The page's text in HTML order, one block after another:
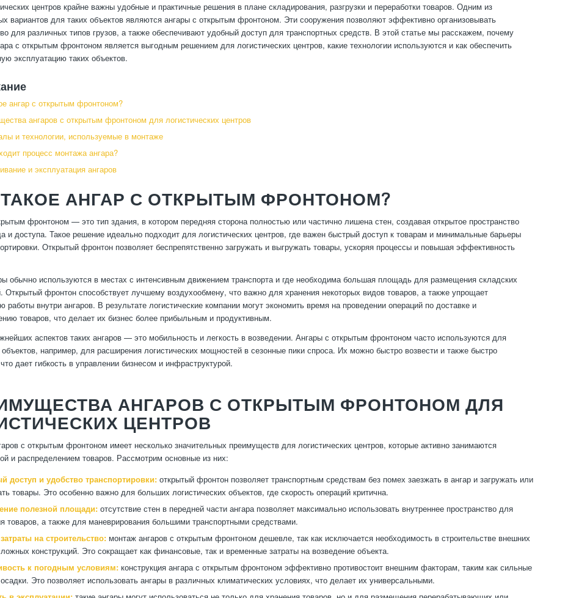
центров крайне важны удобные и практичные решения в плане складирования, разгрузки и переработки товаров. Одним из
вариантов для таких объектов являются ангары с открытым фронтоном. Эти сооружения позволяют эффективно организовывать
для различных типов грузов, а также обеспечивают удобный доступ для транспортных средств. В этой статье мы расскажем, почему
с открытым фронтоном является выгодным решением для логистических центров, какие технологии используются и как обеспечить
эксплуатацию таких объектов.
ангар с открытым фронтоном?
ангаров с открытым фронтоном для логистических центров
и технологии, используемые в монтаже
процесс монтажа ангара?
и эксплуатация ангаров
АНГАР С ОТКРЫТЫМ ФРОНТОНОМ?
фронтоном — это тип здания, в котором передняя сторона полностью или частично лишена стен, создавая открытое пространство
и доступа. Такое решение идеально подходит для логистических центров, где важен быстрый доступ к товарам и минимальные барьеры
Открытый фронтон позволяет беспрепятственно загружать и выгружать товары, ускоряя процессы и повышая эффективность
обычно используются в местах с интенсивным движением транспорта и где необходима большая площадь для размещения складских
Открытый фронтон способствует лучшему воздухообмену, что важно для хранения некоторых видов товаров, а также упрощает
работы внутри ангаров. В результате логистические компании могут экономить время на проведении операций по доставке и
товаров, что делает их бизнес более прибыльным и продуктивным.
аспектов таких ангаров — это мобильность и легкость в возведении. Ангары с открытым фронтоном часто используются для
например, для расширения логистических мощностей в сезонные пики спроса. Их можно быстро возвести и также быстро
дает гибкость в управлении бизнесом и инфраструктурой.
АНГАРОВ С ОТКРЫТЫМ ФРОНТОНОМ ДЛЯ
ЦЕНТРОВ
с открытым фронтоном имеет несколько значительных преимуществ для логистических центров, которые активно занимаются
и распределением товаров. Рассмотрим основные из них:
доступ и удобство транспортировки: открытый фронтон позволяет транспортным средствам без помех заезжать в ангар и загружать или
товары. Это особенно важно для больших логистических объектов, где скорость операций критична.
полезной площади: отсутствие стен в передней части ангара позволяет максимально использовать внутреннее пространство для
товаров, а также для маневрирования большими транспортными средствами.
на строительство: монтаж ангаров с открытым фронтоном дешевле, так как исключается необходимость в строительстве внешних
конструкций. Это сокращает как финансовые, так и временные затраты на возведение объекта.
к погодным условиям: конструкция ангара с открытым фронтоном эффективно противостоит внешним факторам, таким как сильные
Это позволяет использовать ангары в различных климатических условиях, что делает их универсальными.